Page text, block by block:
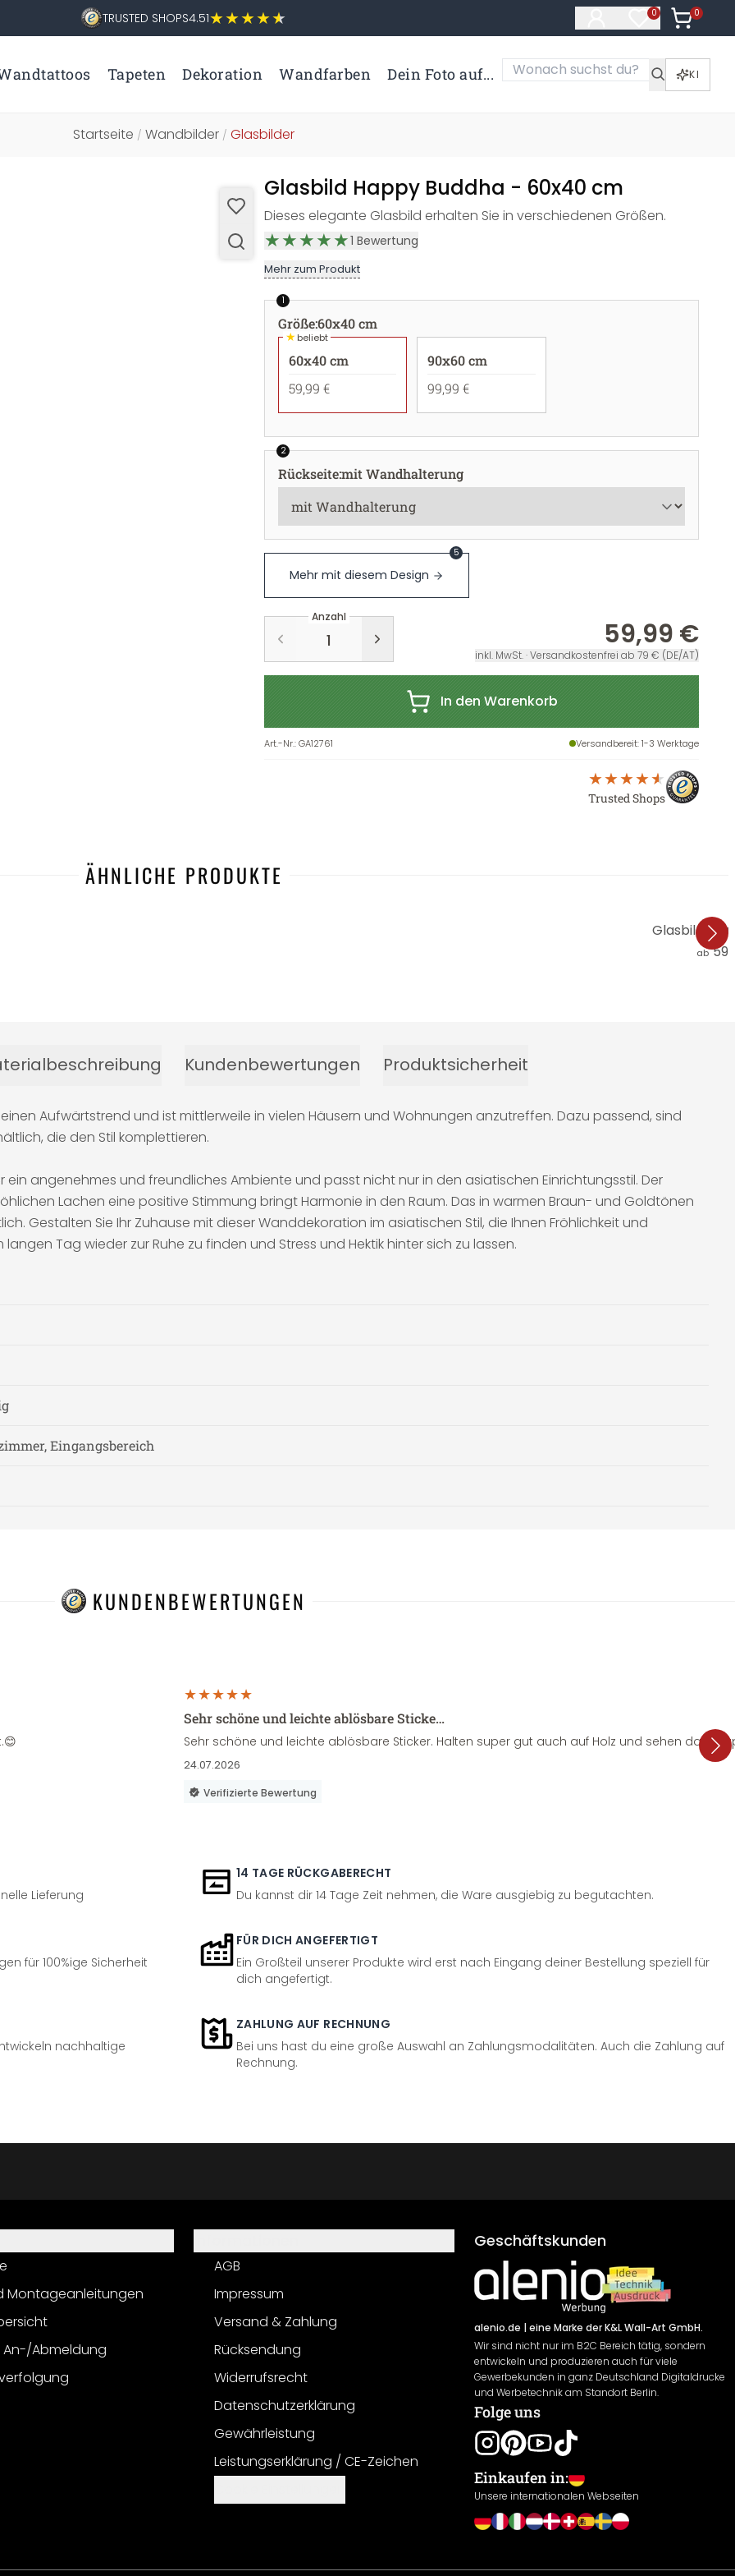
TRUSTED SHOPS4.51 0
Artikel im
0
Artikel
Tapeten Dekoration Wandfarben Dein Foto auf... KI
Startseite / Wandbilder / Glasbilder
Glasbild Happy Buddha - 60x40 cm
Dieses elegante Glasbild erhalten Sie in verschiedenen Größen.
1 Bewertung
Mehr zum Produkt
1
Größe:60x40 cm
★beliebt
60x40 cm
59,99 €
90x60 cm
99,99 €
2
Rückseite:mit Wandhalterung
Mehr mit diesem Design
5
Anzahl
59,99 €
inkl. MwSt. · Versandkostenfrei ab 79 € (DE/AT)
In den Warenkorb
Art.-Nr.:GA12761 Versandbereit: 1-3 Werktage
Trusted Shops
ÄHNLICHE PRODUKTE
Glasbild
ab
Kundenbewertungen Produktsicherheit
Aufwärtstrend und ist mittlerweile in vielen Häusern und Wohnungen anzutreffen. Dazu passend, sind
die den Stil komplettieren.
ein angenehmes und freundliches Ambiente und passt nicht nur in den asiatischen Einrichtungsstil. Der
Lachen eine positive Stimmung bringt Harmonie in den Raum. Das in warmen Braun- und Goldtönen
Gestalten Sie Ihr Zuhause mit dieser Wanddekoration im asiatischen Stil, die Ihnen Fröhlichkeit und
Tag wieder zur Ruhe zu finden und Stress und Hektik hinter sich zu lassen.
Eingangsbereich
KUNDENBEWERTUNGEN
Sehr schöne und leichte ablösbare Sticke…
Sehr schöne und leichte ablösbare Sticker. Halten super gut auch auf Holz und sehen dazu
24.07.2026
Verifizierte Bewertung
Lieferung
14 TAGE RÜCKGABERECHT
Du kannst dir 14 Tage Zeit nehmen, die Ware ausgiebig zu begutachten.
für 100%ige Sicherheit
FÜR DICH ANGEFERTIGT
Ein Großteil unserer Produkte wird erst nach Eingang deiner Bestellung speziell für
dich angefertigt.
nachhaltige
ZAHLUNG AUF RECHNUNG
Bei uns hast du eine große Auswahl an Zahlungsmodalitäten. Auch die Zahlung auf
Rechnung.
Montageanleitungen
An-/Abmeldung
AGB
Impressum
Versand & Zahlung
Rücksendung
Widerrufsrecht
Datenschutzerklärung
Gewährleistung
Leistungserklärung / CE-Zeichen
Geschäftskunden
alenio.de | eine Marke der K&L Wall-Art GmbH.
Wir sind nicht nur im B2C Bereich tätig, sondern
entwickeln und produzieren auch für viele
Gewerbekunden in ganz Deutschland Digitaldrucke
und Werbetechnik am Standort Berlin.
Folge uns
Einkaufen in:
Unsere internationalen Webseiten